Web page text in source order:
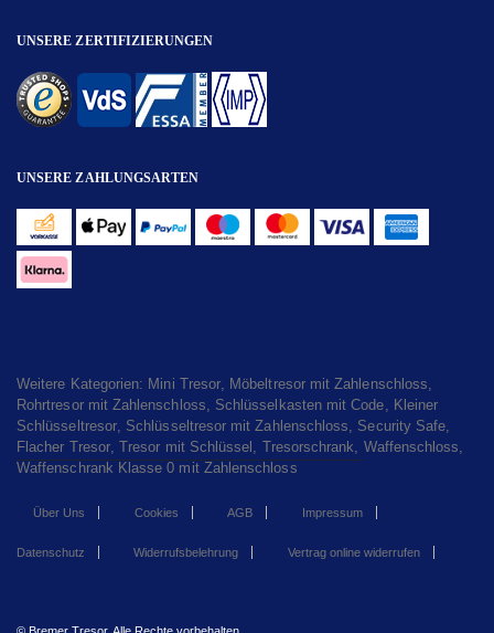
UNSERE ZERTIFIZIERUNGEN
UNSERE ZAHLUNGSARTEN
Weitere Kategorien: Mini Tresor Möbeltresor mit Zahlenschloss
Rohrtresor mit Zahlenschloss
Schlüsselkasten mit Code
Kleiner
Schlüsseltresor, Schlüsseltresor mit Zahlenschloss Security Safe
Flacher Tresor,Tresor mit Schlüssel Tresorschrank Waffenschloss
Waffenschrank Klasse 0 mit Zahlenschloss
Über Uns Cookies AGB Impressum
Datenschutz Widerrufsbelehrung Vertrag online widerrufen